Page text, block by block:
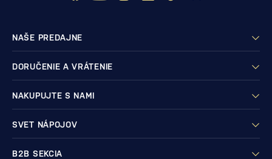
NAŠE PREDAJNE
DORUČENIE A VRÁTENIE
NAKUPUJTE S NAMI
SVET NÁPOJOV
B2B SEKCIA